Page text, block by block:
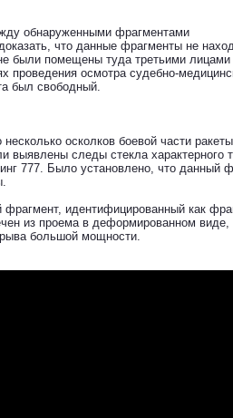
обнаруженными фрагментами
что данные фрагменты не
были помещены туда третьими лицами
проведения осмотра судебно-
был свободный.
осколков боевой части
выявлены следы стекла характерного
777. Было установлено, что данный
идентифицированный как
из проема в деформированном виде,
большой мощности.